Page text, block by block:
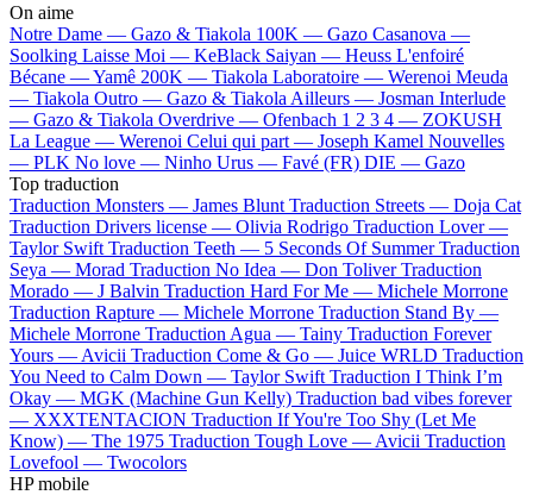
On aime
Notre Dame — Gazo & Tiakola 100K — Gazo Casanova —
Soolking Laisse Moi — KeBlack Saiyan — Heuss L'enfoiré
Bécane —Yamê 200K — Tiakola Laboratoire — Werenoi Meuda
— Tiakola Outro — Gazo & Tiakola Ailleurs — Josman Interlude
— Gazo & Tiakola Overdrive — Ofenbach 1 2 3 4 — ZOKUSH
La League — Werenoi Celui qui part — Joseph Kamel Nouvelles
— PLK No love — Ninho Urus — Favé (FR) DIE — Gazo
Top traduction
Traduction Monsters — James Blunt Traduction Streets — Doja Cat
Traduction Drivers license — Olivia Rodrigo Traduction Lover —
Taylor Swift Traduction Teeth — 5 Seconds Of Summer Traduction
Seya — Morad Traduction No Idea — Don Toliver Traduction
Morado — J Balvin Traduction Hard For Me — Michele Morrone
Traduction Rapture — Michele Morrone Traduction Stand By —
Michele Morrone Traduction Agua — Tainy Traduction Forever
Yours — Avicii Traduction Come & Go — Juice WRLD Traduction
You Need to Calm Down — Taylor Swift Traduction I Think I’m
Okay — MGK (Machine Gun Kelly) Traduction bad vibes forever
— XXXTENTACION Traduction If You're Too Shy (Let Me
Know) — The 1975 Traduction Tough Love — Avicii Traduction
Lovefool — Twocolors
HP mobile